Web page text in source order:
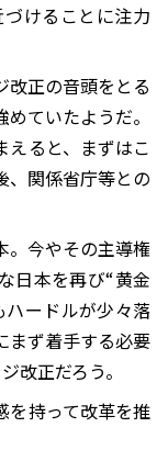
けることに注力
改正の音頭をとる
ていたようだ。
えると、まずはこ
、関係省庁等との
。今やその主導権
日本を再び“黄金
ハードルが少々落
まず着手する必要
改正だろう。
を持って改革を推